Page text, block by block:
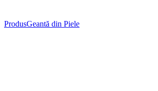
ProdusGeantă din Piele